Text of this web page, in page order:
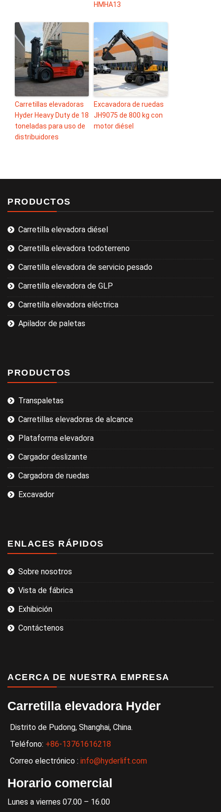
HMHA13
Carretillas elevadoras
Hyder Heavy Duty de 18
toneladas para uso de
distribuidores
Excavadora de ruedas
JH9075 de 800 kg con
motor diésel
PRODUCTOS
Carretilla elevadora diésel
Carretilla elevadora todoterreno
Carretilla elevadora de servicio pesado
Carretilla elevadora de GLP
Carretilla elevadora eléctrica
Apilador de paletas
PRODUCTOS
Transpaletas
Carretillas elevadoras de alcance
Plataforma elevadora
Cargador deslizante
Cargadora de ruedas
Excavador
ENLACES RÁPIDOS
Sobre nosotros
Vista de fábrica
Exhibición
Contáctenos
ACERCA DE NUESTRA EMPRESA
Carretilla elevadora Hyder
Distrito de Pudong, Shanghai, China.
Teléfono: +86-13761616218
Correo electrónico : info@hyderlift.com
Horario comercial
Lunes a viernes 07.00 – 16.00